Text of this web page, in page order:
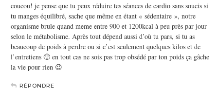
coucou! je pense que tu peux réduire tes séances de cardio sans soucis si
tu manges équilibré, sache que même en étant « sédentaire », notre
organisme brule quand meme entre 900 et 1200kcal à peu près par jour
selon le métabolisme. Après tout dépend aussi d’où tu pars, si tu as
beaucoup de poids à perdre ou si c’est seulement quelques kilos et de
l’entretiens 🙂 en tout cas ne sois pas trop obsédé par ton poids ça gâche
la vie pour rien 😉
RÉPONDRE